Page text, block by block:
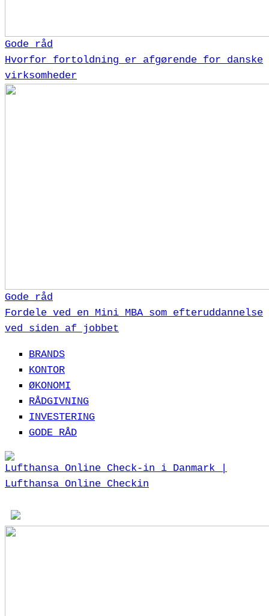
Gode råd
Hvorfor fortoldning er afgørende for danske
virksomheder
Gode råd
Fordele ved en Mini MBA som efteruddannelse
ved siden af jobbet
BRANDS
KONTOR
ØKONOMI
RÅDGIVNING
INVESTERING
GODE RÅD
Lufthansa Online Check-in i Danmark |
Lufthansa Online Checkin